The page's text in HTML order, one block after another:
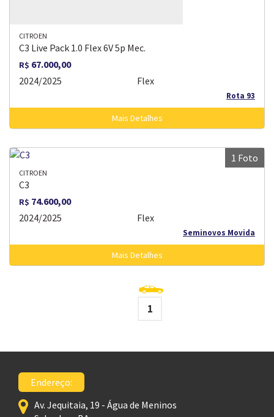
CITROEN
C3 Live Pack 1.0 Flex 6V 5p Mec.
R$ 67.000,00
2024/2025
Flex
Rota 93
Mais Detalhes
1 Foto
CITROEN
C3
R$ 74.600,00
2024/2025
Flex
Seminovos Movida
Mais Detalhes
1
Endereço:
Av. Jequitaia, 19 - Água de Meninos